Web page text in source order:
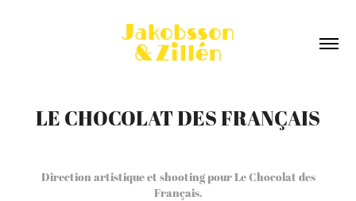
LE CHOCOLAT DES FRANÇAIS
Direction artistique et shooting pour Le Chocolat des
Français.